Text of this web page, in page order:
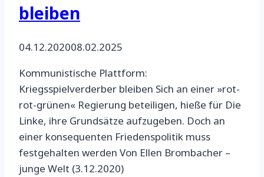
bleiben
04.12.202008.02.2025
Kommunistische Plattform:
Kriegsspielverderber bleiben Sich an einer »rot-
rot-grünen« Regierung beteiligen, hieße für Die
Linke, ihre Grundsätze aufzugeben. Doch an
einer konsequenten Friedenspolitik muss
festgehalten werden Von Ellen Brombacher –
junge Welt (3.12.2020)